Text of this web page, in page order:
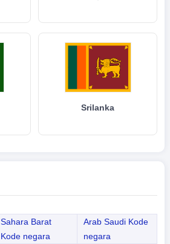
Srilanka
Sahara Barat
Kode negara
Arab Saudi Kode
negara